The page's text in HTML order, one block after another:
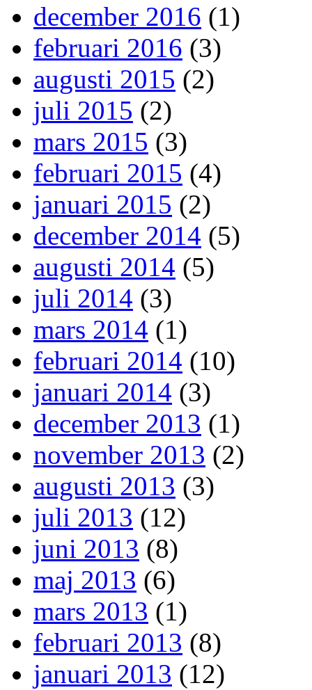
december 2016 (1)
februari 2016 (3)
augusti 2015 (2)
juli 2015 (2)
mars 2015 (3)
februari 2015 (4)
januari 2015 (2)
december 2014 (5)
augusti 2014 (5)
juli 2014 (3)
mars 2014 (1)
februari 2014 (10)
januari 2014 (3)
december 2013 (1)
november 2013 (2)
augusti 2013 (3)
juli 2013 (12)
juni 2013 (8)
maj 2013 (6)
mars 2013 (1)
februari 2013 (8)
januari 2013 (12)